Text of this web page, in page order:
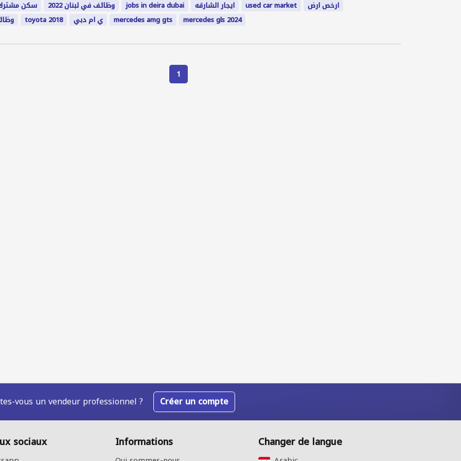
سكن
وظائف في لبنان 2022 jobs in deira dubai ايجار الشارقه used car market
ارخص ارض
toyota 2018 ي ام دبي mercedes amg gts mercedes gls 2024
1
vous un vendeur professionnel ? Créer un compte
sociaux Informations Changer de langue